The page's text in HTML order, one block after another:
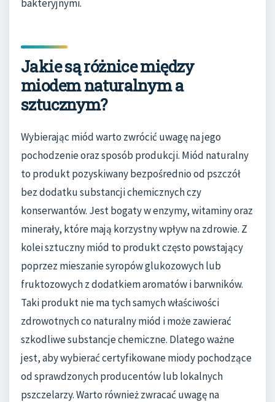
bakteryjnymi.
Jakie są różnice między
miodem naturalnym a
sztucznym?
Wybierając miód warto zwrócić uwagę na jego
pochodzenie oraz sposób produkcji. Miód naturalny
to produkt pozyskiwany bezpośrednio od pszczół
bez dodatku substancji chemicznych czy
konserwantów. Jest bogaty w enzymy, witaminy oraz
minerały, które mają korzystny wpływ na zdrowie. Z
kolei sztuczny miód to produkt często powstający
poprzez mieszanie syropów glukozowych lub
fruktozowych z dodatkiem aromatów i barwników.
Taki produkt nie ma tych samych właściwości
zdrowotnych co naturalny miód i może zawierać
szkodliwe substancje chemiczne. Dlatego ważne
jest, aby wybierać certyfikowane miody pochodzące
od sprawdzonych producentów lub lokalnych
pszczelarzy. Warto również zwracać uwagę na